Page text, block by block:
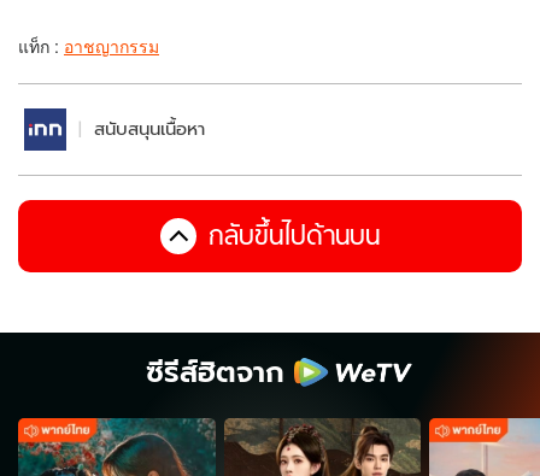
แท็ก : อาชญากรรม
สนับสนุนเนื้อหา
กลับขึ้นไปด้านบน
ซีรีส์ฮิตจาก